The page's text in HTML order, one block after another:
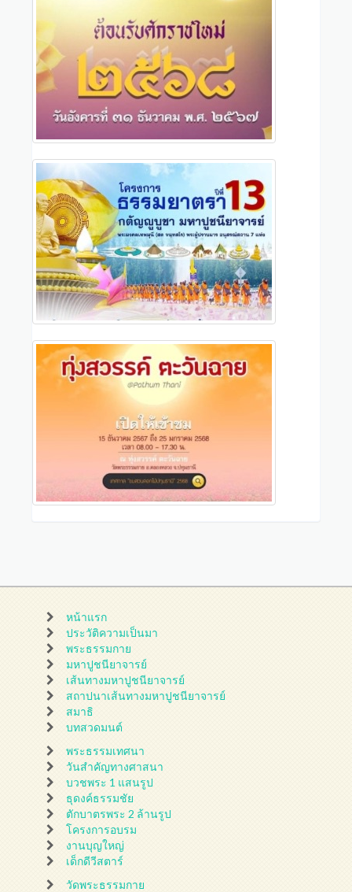
หน้าแรก
ประวัติความเป็นมา
พระธรรมกาย
มหาปูชนียาจารย์
เส้นทางมหาปูชนียาจารย์
สถาปนาเส้นทางมหาปูชนียาจารย์
สมาธิ
บทสวดมนต์
พระธรรมเทศนา
วันสำคัญทางศาสนา
บวชพระ 1 แสนรูป
ธุดงค์ธรรมชัย
ตักบาตรพระ 2 ล้านรูป
โครงการอบรม
งานบุญใหญ่
เด็กดีวีสตาร์
วัดพระธรรมกาย